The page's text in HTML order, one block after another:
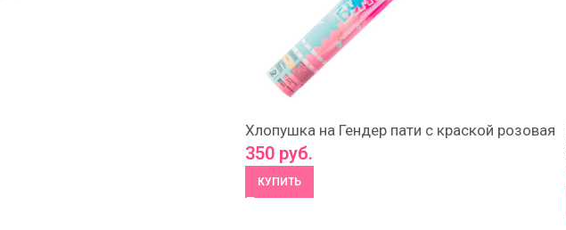
Хлопушка на Гендер пати с краской розовая
350руб.
КУПИТЬ